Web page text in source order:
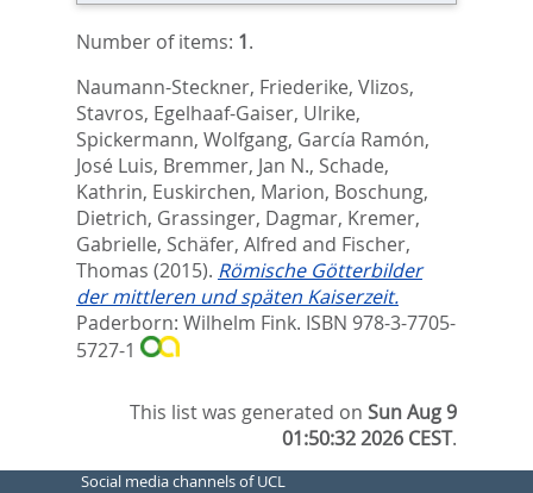
Number of items: 1.
Naumann-Steckner, Friederike, Vlizos,
Stavros, Egelhaaf-Gaiser, Ulrike,
Spickermann, Wolfgang, García Ramón,
José Luis, Bremmer, Jan N., Schade,
Kathrin, Euskirchen, Marion, Boschung,
Dietrich, Grassinger, Dagmar, Kremer,
Gabrielle, Schäfer, Alfred and Fischer,
Thomas (2015). Römische Götterbilder
der mittleren und späten Kaiserzeit.
Paderborn: Wilhelm Fink. ISBN 978-3-7705-
5727-1
This list was generated onSun Aug 9
01:50:32 2026 CEST.
Social media channels of UCL